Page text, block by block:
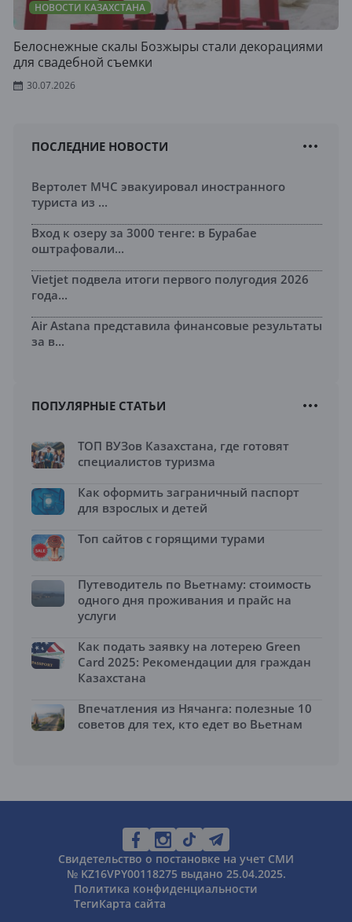
НОВОСТИ КАЗАХСТАНА
Белоснежные скалы Бозжыры стали декорациями
для свадебной съемки
30.07.2026
ПОСЛЕДНИЕ НОВОСТИ
Вертолет МЧС эвакуировал иностранного
туриста из ...
Вход к озеру за 3000 тенге: в Бурабае
оштрафовали...
Vietjet подвела итоги первого полугодия 2026
года...
Air Astana представила финансовые результаты
за в...
ПОПУЛЯРНЫЕ СТАТЬИ
ТОП ВУЗов Казахстана, где готовят
специалистов туризма
Как оформить заграничный паспорт
для взрослых и детей
Топ сайтов с горящими турами
Путеводитель по Вьетнаму: стоимость
одного дня проживания и прайс на
услуги
Как подать заявку на лотерею Green
Card 2025: Рекомендации для граждан
Казахстана
Впечатления из Нячанга: полезные 10
советов для тех, кто едет во Вьетнам
Свидетельство о постановке на учет СМИ
№ KZ16VPY00118275 выдано 25.04.2025.
Политика конфиденциальности
ТегиКарта сайта